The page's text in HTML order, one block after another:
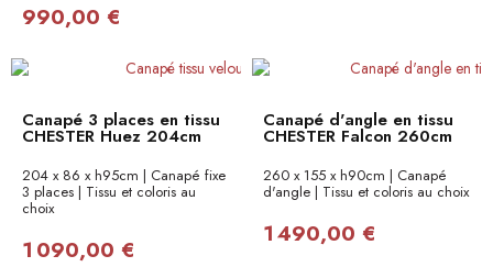
990,00 €
Canapé 3 places en tissu
CHESTER Huez 204cm
204 x 86 x h95cm | Canapé fixe
3 places | Tissu et coloris au
choix
1 090,00 €
Canapé d'angle en tissu
CHESTER Falcon 260cm
260 x 155 x h90cm | Canapé
d'angle | Tissu et coloris au choix
1 490,00 €